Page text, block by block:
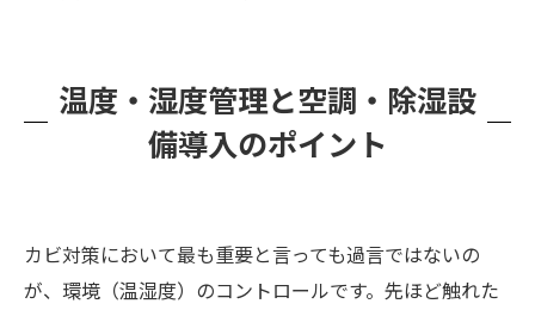
温度・湿度管理と空調・除湿設
備導入のポイント
カビ対策において最も重要と言っても過言ではないの
が、環境（温湿度）のコントロールです。先ほど触れた